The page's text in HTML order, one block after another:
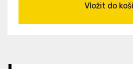
Vložit do